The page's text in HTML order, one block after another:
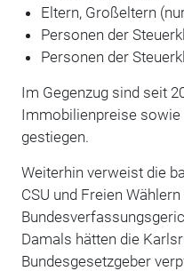
Eltern, Großeltern
Personen der
Personen der
Im Gegenzug sind seit
Immobilienpreise sowie
gestiegen.
Weiterhin verweist die
CSU und Freien
Damals hätten die
Bundesgesetzgeber